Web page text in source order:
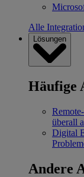
Alle
Lösungen
Häufige
überall
Digital
Andere